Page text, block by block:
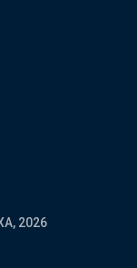
2026